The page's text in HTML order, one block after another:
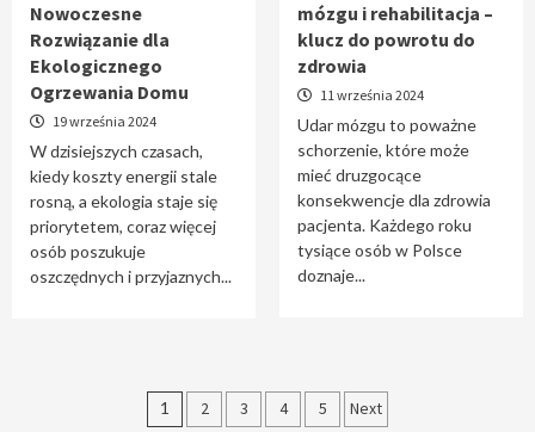
Nowoczesne
Rozwiązanie dla
Ekologicznego
Ogrzewania Domu
19 września 2024
W dzisiejszych czasach,
kiedy koszty energii stale
rosną, a ekologia staje się
priorytetem, coraz więcej
osób poszukuje
oszczędnych i przyjaznych...
mózgu i rehabilitacja –
klucz do powrotu do
zdrowia
11 września 2024
Udar mózgu to poważne
schorzenie, które może
mieć druzgocące
konsekwencje dla zdrowia
pacjenta. Każdego roku
tysiące osób w Polsce
doznaje...
Stronicowanie
1 2 3 4 5 Next